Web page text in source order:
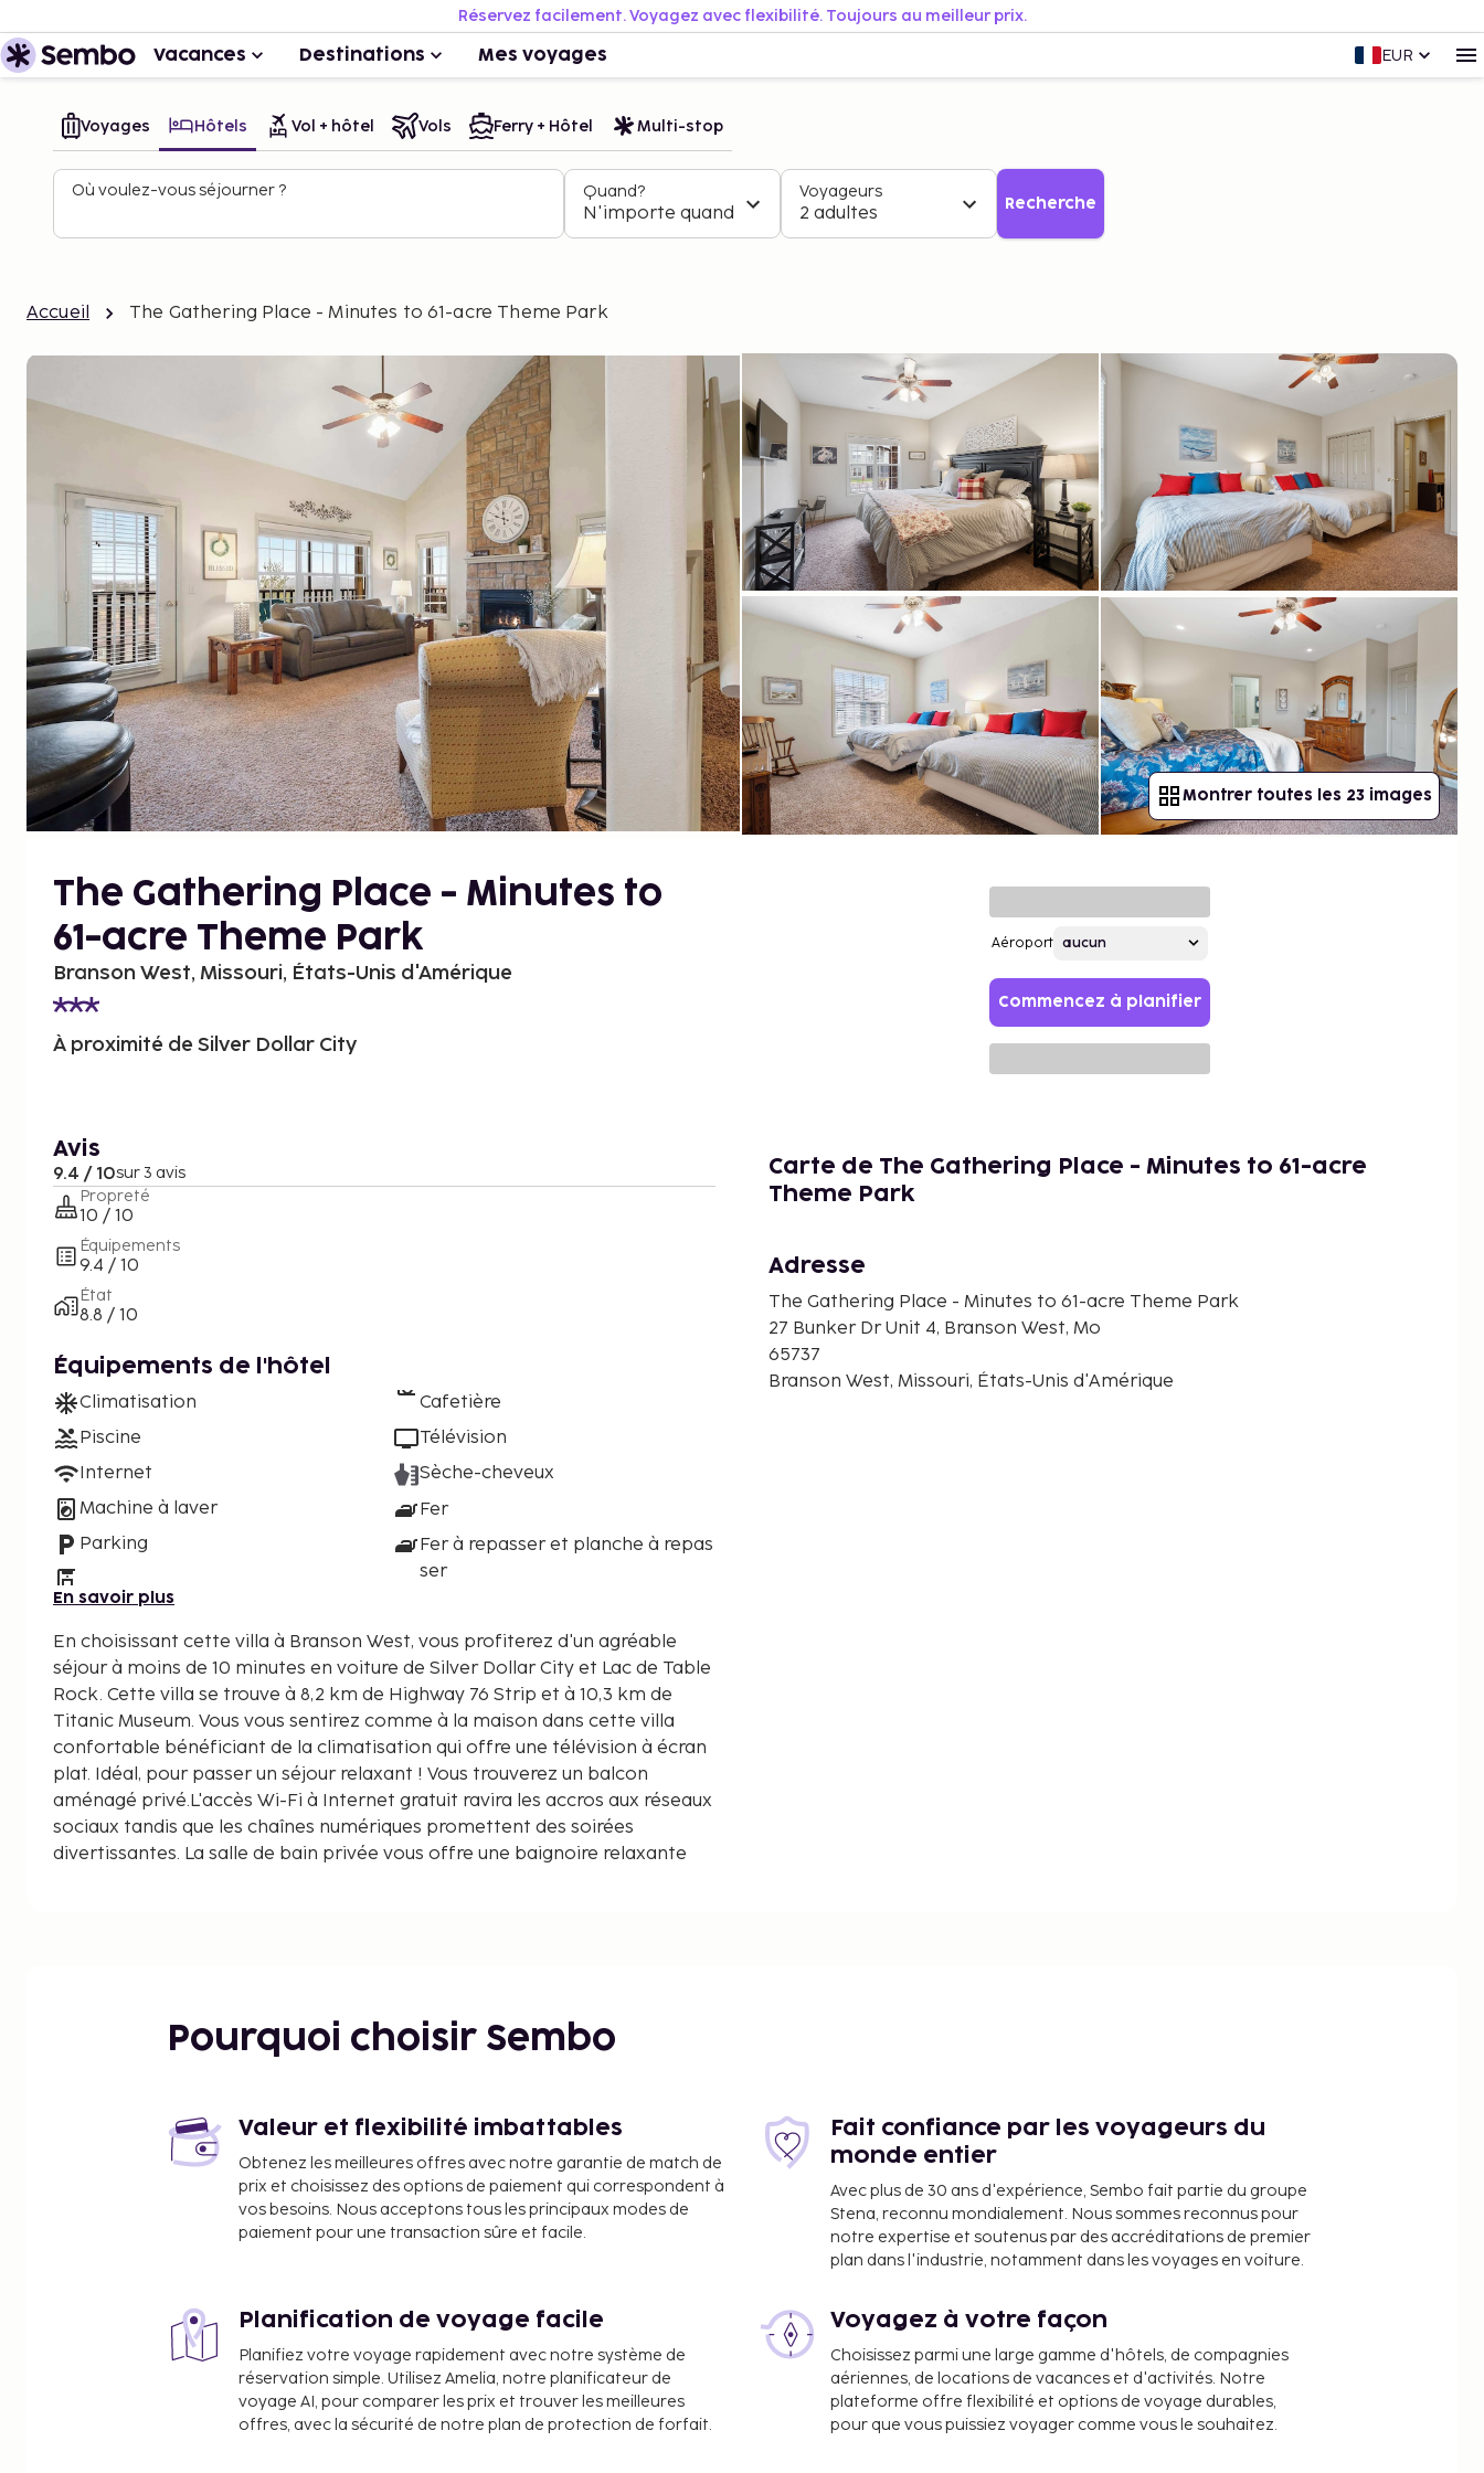
Réservez facilement. Voyagez avec flexibilité. Toujours au meilleur prix.
Vacances Destinations Mes voyages EUR
Voyages Hôtels Vol + hôtel Vols Ferry + Hôtel Multi-stop
Où voulez-vous séjourner ? Quand?
N'importe quand
Voyageurs
2 adultes Recherche
Accueil The Gathering Place - Minutes to 61-acre Theme Park
Montrer toutes les 23 images
The Gathering Place - Minutes to
61-acre Theme Park
Branson West, Missouri, États-Unis d'Amérique
À proximité de Silver Dollar City
Aéroport
Commencez à planifier
Avis
9.4 / 10sur 3 avis
Propreté
10 / 10
Équipements
9.4 / 10
État
8.8 / 10
Équipements de l'hôtel
Climatisation
Piscine
Internet
Machine à laver
Parking
Cafetière
Télévision
Sèche-cheveux
Fer
Fer à repasser et planche à repas
ser
En savoir plus
En choisissant cette villa à Branson West, vous profiterez d'un agréable
séjour à moins de 10 minutes en voiture de Silver Dollar City et Lac de Table
Rock. Cette villa se trouve à 8,2 km de Highway 76 Strip et à 10,3 km de
Titanic Museum. Vous vous sentirez comme à la maison dans cette villa
confortable bénéficiant de la climatisation qui offre une télévision à écran
plat. Idéal, pour passer un séjour relaxant ! Vous trouverez un balcon
aménagé privé.L'accès Wi-Fi à Internet gratuit ravira les accros aux réseaux
sociaux tandis que les chaînes numériques promettent des soirées
divertissantes. La salle de bain privée vous offre une baignoire relaxante
Lac de Table Rock - 6,5 km
Highway 76 Strip - 8,2 km
World's Largest Toy Museum (musée des jouets) - 8,9 km
White Water - 9,2 km
Dutton Family Theater - 9,4 km
Hughes Brothers Theatre - 9,6 km
Grande roue Branson Ferris Wheel - 10 km
Les aéroports les plus proches de l'hébergement sont :
Aéroport de Branson (BKG) - 30,6 km
Aéroport régional Boone County (HRO) - 62,4 km
Un parking payant sans service de voiturier est disponible dans l'enceinte
Carte de The Gathering Place - Minutes to 61-acre
Theme Park
Adresse
The Gathering Place - Minutes to 61-acre Theme Park
27 Bunker Dr Unit 4, Branson West, Mo
65737
Branson West, Missouri, États-Unis d'Amérique
Pourquoi choisir Sembo
Valeur et flexibilité imbattables
Obtenez les meilleures offres avec notre garantie de match de
prix et choisissez des options de paiement qui correspondent à
vos besoins. Nous acceptons tous les principaux modes de
paiement pour une transaction sûre et facile.
Fait confiance par les voyageurs du
monde entier
Avec plus de 30 ans d'expérience, Sembo fait partie du groupe
Stena, reconnu mondialement. Nous sommes reconnus pour
notre expertise et soutenus par des accréditations de premier
plan dans l'industrie, notamment dans les voyages en voiture.
Planification de voyage facile
Planifiez votre voyage rapidement avec notre système de
réservation simple. Utilisez Amelia, notre planificateur de
voyage AI, pour comparer les prix et trouver les meilleures
offres, avec la sécurité de notre plan de protection de forfait.
Voyagez à votre façon
Choisissez parmi une large gamme d'hôtels, de compagnies
aériennes, de locations de vacances et d'activités. Notre
plateforme offre flexibilité et options de voyage durables,
pour que vous puissiez voyager comme vous le souhaitez.